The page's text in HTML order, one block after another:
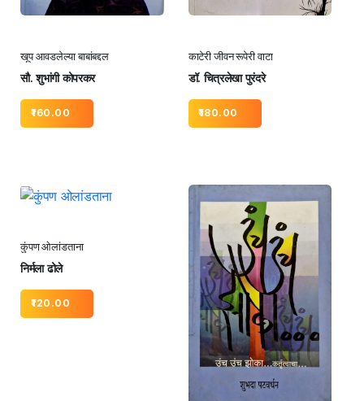
खूप आवडलेल्या बाबांबद्दल
सौ. शुभांगी कोपरकर
160.00
काटेरी जीवन रूपेरी वाटा
डॉ. चित्रलेखा पुरंदरे
180.00
कुंपण ओलांडताना
निर्मला ढोले
120.00